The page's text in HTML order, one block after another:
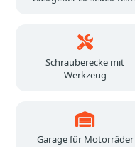
Schrauberecke mit
Werkzeug
Garage für Motorräder